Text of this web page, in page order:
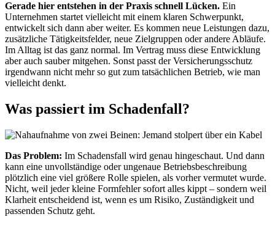
Gerade hier entstehen in der Praxis schnell Lücken. Ein
Unternehmen startet vielleicht mit einem klaren Schwerpunkt,
entwickelt sich dann aber weiter. Es kommen neue Leistungen dazu,
zusätzliche Tätigkeitsfelder, neue Zielgruppen oder andere Abläufe.
Im Alltag ist das ganz normal. Im Vertrag muss diese Entwicklung
aber auch sauber mitgehen. Sonst passt der Versicherungsschutz
irgendwann nicht mehr so gut zum tatsächlichen Betrieb, wie man
vielleicht denkt.
Was passiert im Schadenfall?
Das Problem: Im Schadensfall wird genau hingeschaut. Und dann
kann eine unvollständige oder ungenaue Betriebsbeschreibung
plötzlich eine viel größere Rolle spielen, als vorher vermutet wurde.
Nicht, weil jeder kleine Formfehler sofort alles kippt – sondern weil
Klarheit entscheidend ist, wenn es um Risiko, Zuständigkeit und
passenden Schutz geht.